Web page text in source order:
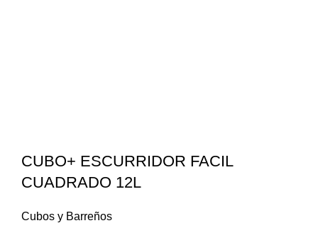
CUBO+ ESCURRIDOR FACIL
CUADRADO 12L
Cubos y Barreños